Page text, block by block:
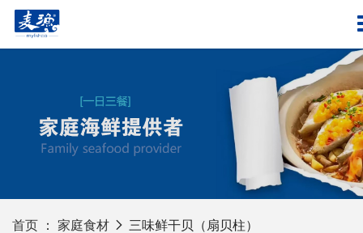
首页 ： 家庭食材 三味鲜干贝（扇贝柱）